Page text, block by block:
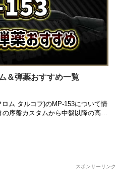
＆弾薬おすすめ一覧
ム タルコフ)のMP-153について情
序盤カスタムから中盤以降の高級
スポンサーリンク